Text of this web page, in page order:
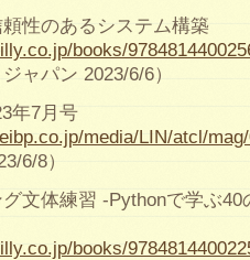
性のあるシステム構築
books/
ャパン 2023/6/6）
年7月号
media/LIN/atcl/
6/8）
文体練習 -Pythonで学ぶ40
books/